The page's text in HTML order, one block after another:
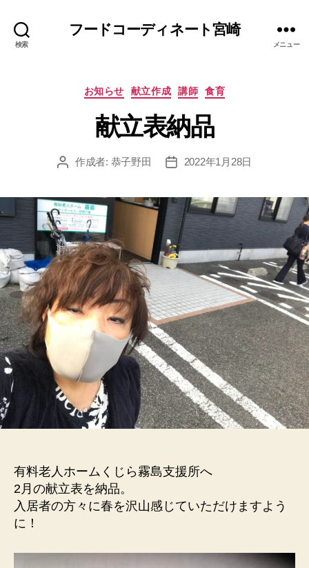
検索
フードコーディネート宮崎
メニュー
カ
ゴ
リ
お知らせ 献立作成 講師 食育
献立表納品
投 作成者: 恭子野田
投
2022年1月28日
有料老人ホームくじら霧島支援所へ
2月の献立表を納品。
入居者の方々に春を沢山感じていただけますよう
に！